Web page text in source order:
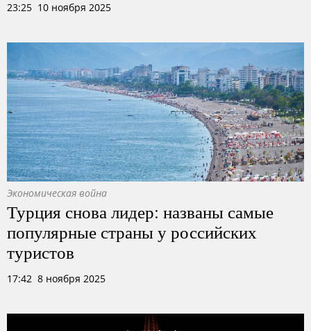
23:25 10 ноября 2025
Экономическая война
Турция снова лидер: названы самые
популярные страны у российских
туристов
17:42 8 ноября 2025